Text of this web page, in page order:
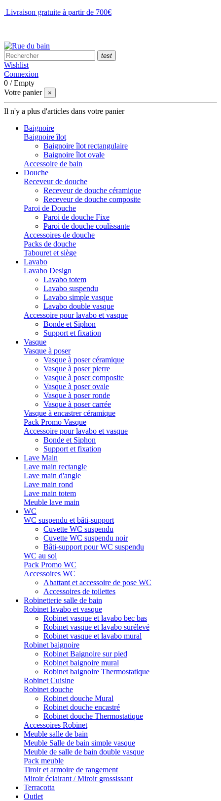
Livraison gratuite à partir de 700€
test
Wishlist
Connexion
0 /Empty
Votre panier
×
Il n'y a plus d'articles dans votre panier
Baignoire
Baignoire îlot
Baignoire îlot rectangulaire
Baignoire îlot ovale
Accessoire de bain
Douche
Receveur de douche
Receveur de douche céramique
Receveur de douche composite
Paroi de Douche
Paroi de douche Fixe
Paroi de douche coulissante
Accessoires de douche
Packs de douche
Tabouret et siège
Lavabo
Lavabo Design
Lavabo totem
Lavabo suspendu
Lavabo simple vasque
Lavabo double vasque
Accessoire pour lavabo et vasque
Bonde et Siphon
Support et fixation
Vasque
Vasque à poser
Vasque à poser céramique
Vasque à poser pierre
Vasque à poser composite
Vasque à poser ovale
Vasque à poser ronde
Vasque à poser carrée
Vasque à encastrer céramique
Pack Promo Vasque
Accessoire pour lavabo et vasque
Bonde et Siphon
Support et fixation
Lave Main
Lave main rectangle
Lave main d'angle
Lave main rond
Lave main totem
Meuble lave main
WC
WC suspendu et bâti-support
Cuvette WC suspendu
Cuvette WC suspendu noir
Bâti-support pour WC suspendu
WC au sol
Pack Promo WC
Accessoires WC
Abattant et accessoire de pose WC
Accessoires de toilettes
Robinetterie salle de bain
Robinet lavabo et vasque
Robinet vasque et lavabo bec bas
Robinet vasque et lavabo surélevé
Robinet vasque et lavabo mural
Robinet baignoire
Robinet Baignoire sur pied
Robinet baignoire mural
Robinet baignoire Thermostatique
Robinet Cuisine
Robinet douche
Robinet douche Mural
Robinet douche encastré
Robinet douche Thermostatique
Accessoires Robinet
Meuble salle de bain
Meuble Salle de bain simple vasque
Meuble de salle de bain double vasque
Pack meuble
Tiroir et armoire de rangement
Miroir éclairant / Miroir grossissant
Terracotta
Outlet